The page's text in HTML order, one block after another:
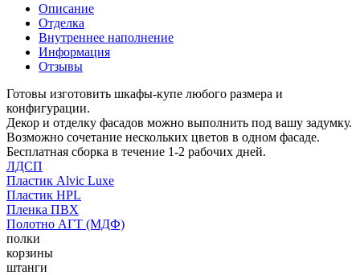
Описание
Отделка
Внутреннее наполнение
Информация
Отзывы
Готовы изготовить шкафы-купе любого размера и
конфигурации.
Декор и отделку фасадов можно выполнить под вашу задумку.
Возможно сочетание нескольких цветов в одном фасаде.
Бесплатная сборка в течение 1-2 рабочих дней.
ЛДСП
Пластик Alvic Luxe
Пластик HPL
Пленка ПВХ
Полотно АГТ (МДФ)
полки
корзины
штанги